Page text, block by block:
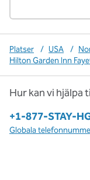
Platser / USA /
Hilton Garden Inn
Hur kan vi hjälpa
Telefon:
+1-877-STAY-
Globala